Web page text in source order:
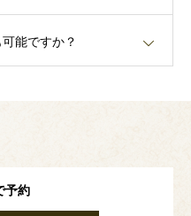
能ですか？
予約